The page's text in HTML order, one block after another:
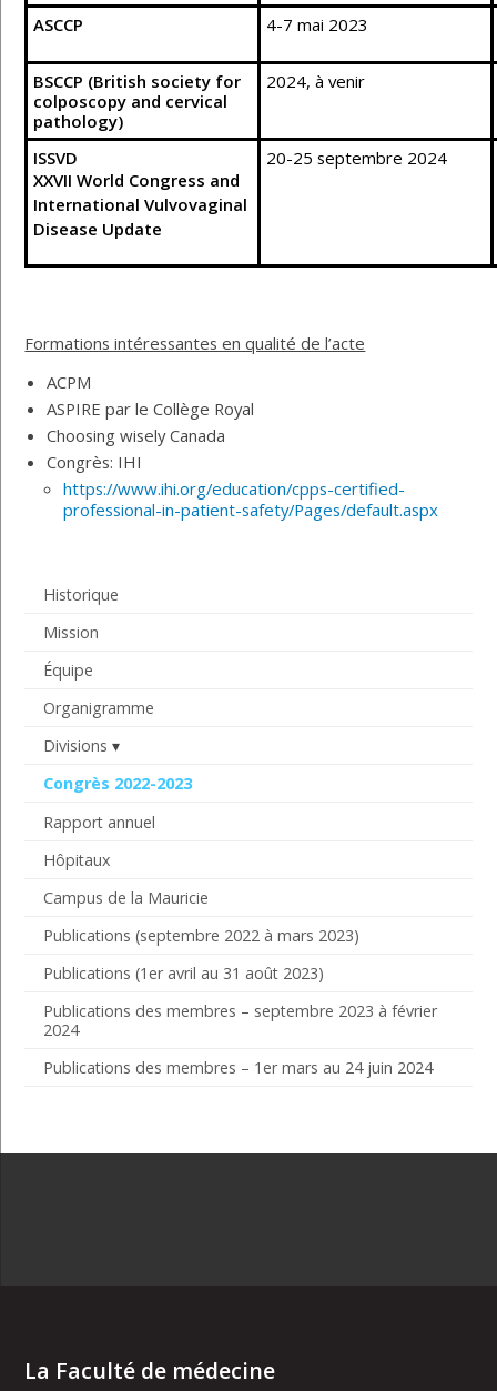
Historique
Mission
Équipe
Organigramme
Divisions
Congrès 2022-2023
Rapport annuel
Hôpitaux
Campus de la Mauricie
Publications (septembre 2022 à mars 2023)
Publications (1er avril au 31 août 2023)
Publications des membres – septembre 2023 à février
2024
Publications des membres – 1er mars au 24 juin 2024
ASCCP 4-7 mai 2023
BSCCP (British society for
colposcopy and cervical
pathology)
2024, à venir
ISSVD
XXVII World Congress and
International Vulvovaginal
Disease Update
20-25 septembre 2024
Formations intéressantes en qualité de l’acte
ACPM
ASPIRE par le Collège Royal
Choosing wisely Canada
Congrès: IHI
https://www.ihi.org/education/cpps-certified-
professional-in-patient-safety/Pages/default.aspx
La Faculté de médecine